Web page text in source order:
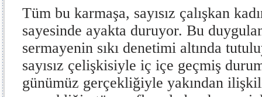
Tüm bu karmaşa, sayısız çalışkan
sayesinde ayakta duruyor. Bu
sermayenin sıkı denetimi altında
sayısız çelişkisiyle iç içe geçmiş
günümüz gerçekliğiyle yakından